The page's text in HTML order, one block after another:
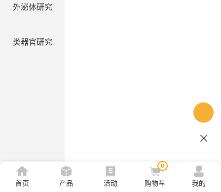
外泌体研究
类器官研究
首页 产品 活动
0
购物车 我的